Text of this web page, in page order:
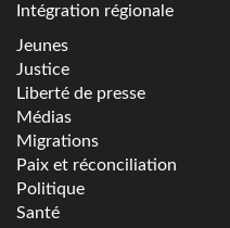
Intégration régionale
Jeunes
Justice
Liberté de presse
Médias
Migrations
Paix et réconciliation
Politique
Santé